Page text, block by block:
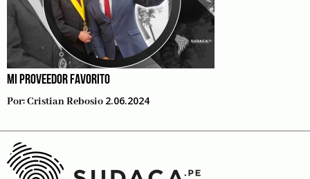
MI PROVEEDOR FAVORITO
Por:Cristian Rebosio 2.06.2024